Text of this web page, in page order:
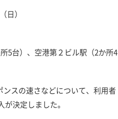
日）
5台）、空港第２ビル駅（2か所4
スの速さなどについて、利用
決定しました。